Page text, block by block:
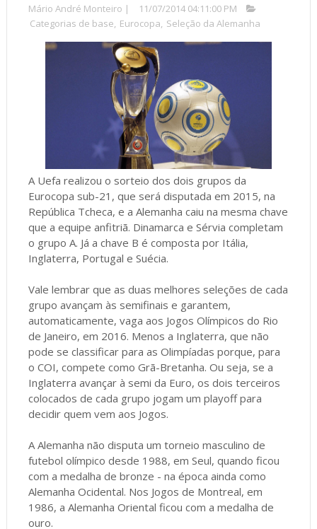
Mário André Monteiro |
11/07/2014 04:11:00 PM
Categorias de base, Eurocopa, Seleção da Alemanha
A Uefa realizou o sorteio dos dois grupos da
Eurocopa sub-21, que será disputada em 2015, na
República Tcheca, e a Alemanha caiu na mesma chave
que a equipe anfitriã. Dinamarca e Sérvia completam
o grupo A. Já a chave B é composta por Itália,
Inglaterra, Portugal e Suécia.
Vale lembrar que as duas melhores seleções de cada
grupo avançam às semifinais e garantem,
automaticamente, vaga aos Jogos Olímpicos do Rio
de Janeiro, em 2016. Menos a Inglaterra, que não
pode se classificar para as Olimpíadas porque, para
o COI, compete como Grã-Bretanha. Ou seja, se a
Inglaterra avançar à semi da Euro, os dois terceiros
colocados de cada grupo jogam um playoff para
decidir quem vem aos Jogos.
A Alemanha não disputa um torneio masculino de
futebol olímpico desde 1988, em Seul, quando ficou
com a medalha de bronze - na época ainda como
Alemanha Ocidental. Nos Jogos de Montreal, em
1986, a Alemanha Oriental ficou com a medalha de
ouro.